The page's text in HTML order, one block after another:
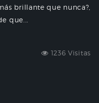
brillante que nunca?,
que...
1236 Visitas